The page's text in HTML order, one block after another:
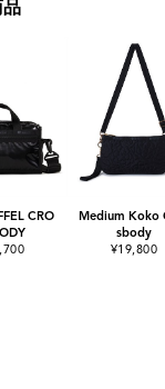
CRO
Medium Koko
sbody
¥19,800